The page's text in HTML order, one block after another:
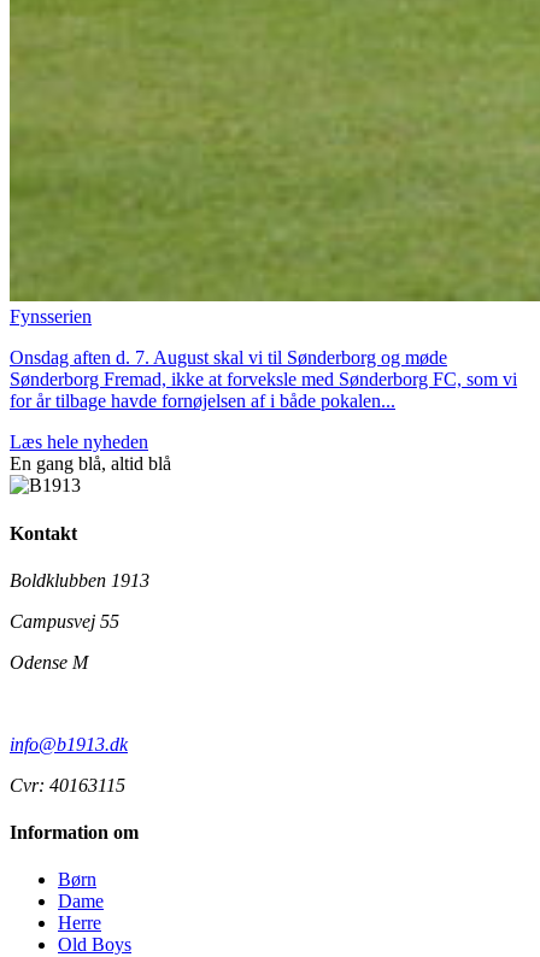
Fynsserien
Onsdag aften d. 7. August skal vi til Sønderborg og møde
Sønderborg Fremad, ikke at forveksle med Sønderborg FC, som vi
for år tilbage havde fornøjelsen af i både pokalen...
Læs hele nyheden
En gang blå, altid blå
Kontakt
Boldklubben 1913
Campusvej 55
Odense M
info@b1913.dk
Cvr: 40163115
Information om
Børn
Dame
Herre
Old Boys